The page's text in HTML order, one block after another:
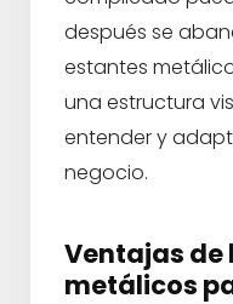
después se
estantes
una estructura
entender y
negocio.
Ventajas de
metálicos